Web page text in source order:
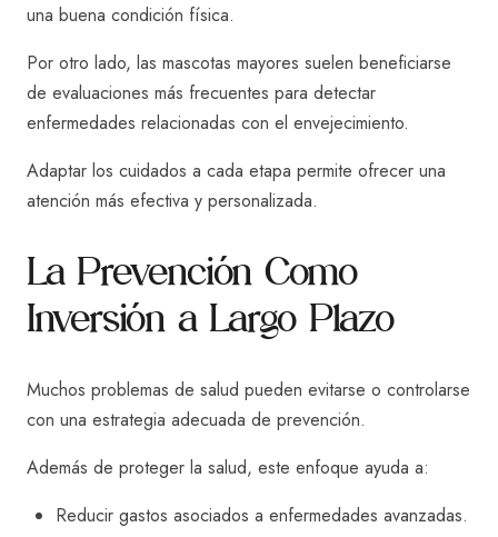
una buena condición física.
Por otro lado, las mascotas mayores suelen beneficiarse
de evaluaciones más frecuentes para detectar
enfermedades relacionadas con el envejecimiento.
Adaptar los cuidados a cada etapa permite ofrecer una
atención más efectiva y personalizada.
La Prevención Como
Inversión a Largo Plazo
Muchos problemas de salud pueden evitarse o controlarse
con una estrategia adecuada de prevención.
Además de proteger la salud, este enfoque ayuda a:
Reducir gastos asociados a enfermedades avanzadas.